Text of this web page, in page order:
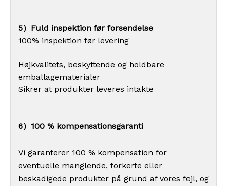
5）Fuld inspektion før forsendelse
100% inspektion før levering
Højkvalitets, beskyttende og holdbare
emballagematerialer
Sikrer at produkter leveres intakte
6）100 % kompensationsgaranti
Vi garanterer 100 % kompensation for
eventuelle manglende, forkerte eller
beskadigede produkter på grund af vores fejl, og